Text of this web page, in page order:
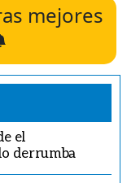
mejores
el
derrumba